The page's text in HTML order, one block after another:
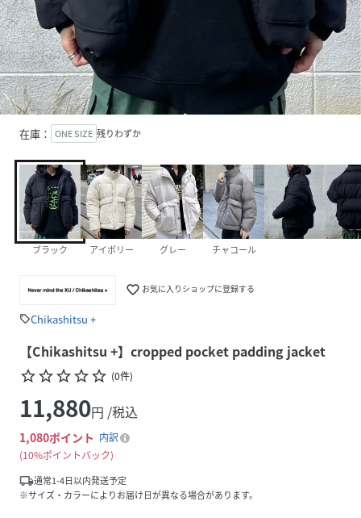
在庫： ONE SIZE 残りわずか
ブラック アイボリー グレー チャコール
favorite_border お気に入りショップに登録する
sellChikashitsu +
【Chikashitsu +】cropped pocket padding jacket
star_borderstar_borderstar_borderstar_borderstar_border (0件)
11,880円 /税込
1,080ポイント 内訳
10%ポイントバック
local_shipping通常1-4日以内発送予定
※サイズ・カラーによりお届け日が異なる場合があります。